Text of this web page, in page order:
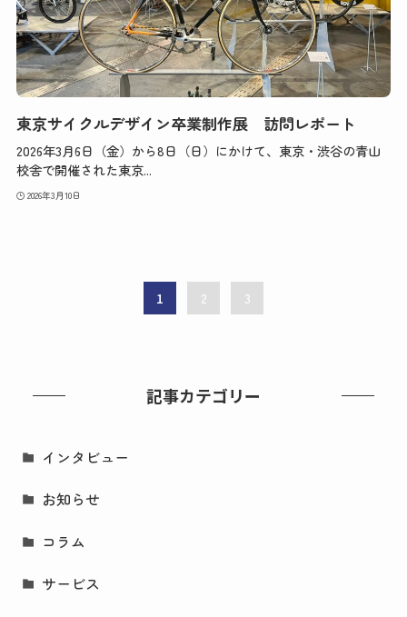
東京サイクルデザイン卒業制作展 訪問レポート
2026年3月6日（金）から8日（日）にかけて、東京・渋谷の青山
校舎で開催された東京...
2026年3月10日
1 2 3
記事カテゴリー
インタビュー
お知らせ
コラム
サービス